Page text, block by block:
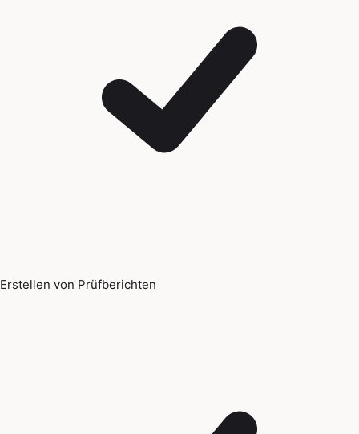
Erstellen von Prüfberichten